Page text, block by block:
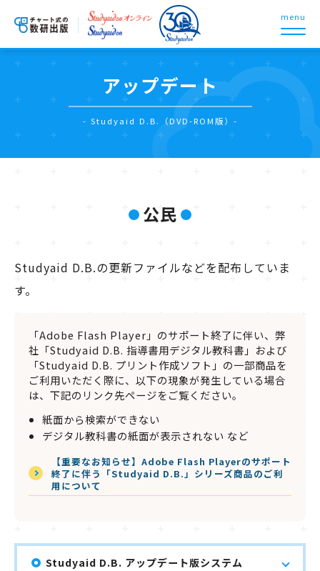
menu
アップデート
- Studyaid D.B.（DVD-ROM版）-
公民
Studyaid D.B.の更新ファイルなどを配布していま
す。
「Adobe Flash Player」のサポート終了に伴い、弊
社「Studyaid D.B. 指導書用デジタル教科書」および
「Studyaid D.B. プリント作成ソフト」の一部商品を
ご利用いただく際に、以下の現象が発生している場合
は、下記のリンク先ページをご覧ください。
紙面から検索ができない
デジタル教科書の紙面が表示されない など
【重要なお知らせ】Adobe Flash Playerのサポート
終了に伴う「Studyaid D.B.」シリーズ商品のご利
用について
Studyaid D.B. アップデート版システム